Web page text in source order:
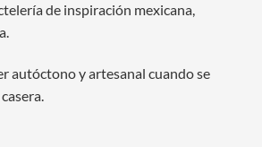
de inspiración mexicana,
autóctono y artesanal cuando se